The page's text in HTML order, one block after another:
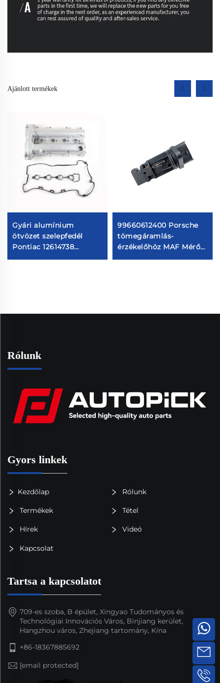
Ajánlott termékek
Gyári alumínium
ötvözet szelepfedél
Pontiac 12614738
12587283 hengergyártó
99660612400 Porsche
tömegáramlás-
érzékelőhöz MAF Mérő
0280218009 MF080
Rólunk
Gyors linkek
Kezdőlap Rólunk
Termékek Tétel
Hírek Videó
Kapcsolat
Tartsa a kapcsolatot
709-es szoba, B épület, Xingyao Tudományos és
Technológiai Innovációs Város, Binjiang kerület,
Hangzhou város, Zhejiang tartomány, Kína
+86-18367885692
[email protected]